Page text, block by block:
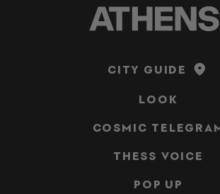
CITY GUIDE
LOOK
COSMIC
THESS VOICE
POP UP